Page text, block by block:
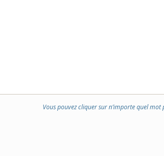
Vous pouvez cliquer sur n’importe quel